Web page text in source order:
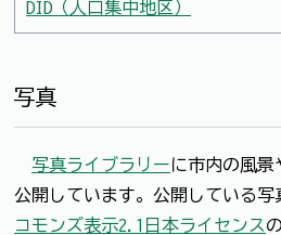
DID（人口集中地区）
写真
写真ライブラリーに市内の風景
公開しています。公開している写
コモンズ表示2.1日本ライセンス